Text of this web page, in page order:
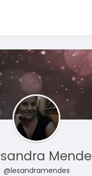
@lesandramendes